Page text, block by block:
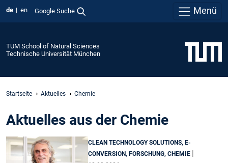
de en Google Suche Menü
TUM School of Natural Sciences
Technische Universität München
Startseite Aktuelles Chemie
Aktuelles aus der Chemie
CLEAN TECHNOLOGY SOLUTIONS, E-
CONVERSION, FORSCHUNG, CHEMIE